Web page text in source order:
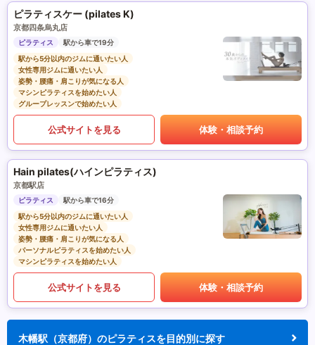
ピラティスケー (pilates K)
京都四条烏丸店
ピラティス
駅から車で19分
駅から5分以内のジムに通いたい人
女性専用ジムに通いたい人
姿勢・腰痛・肩こりが気になる人
マシンピラティスを始めたい人
グループレッスンで始めたい人
公式サイトを見る 体験・相談予約
Hain pilates(ハインピラティス)
京都駅店
ピラティス
駅から車で16分
駅から5分以内のジムに通いたい人
女性専用ジムに通いたい人
姿勢・腰痛・肩こりが気になる人
パーソナルピラティスを始めたい人
マシンピラティスを始めたい人
公式サイトを見る 体験・相談予約
木幡駅（京都府）のピラティスを目的別に探す